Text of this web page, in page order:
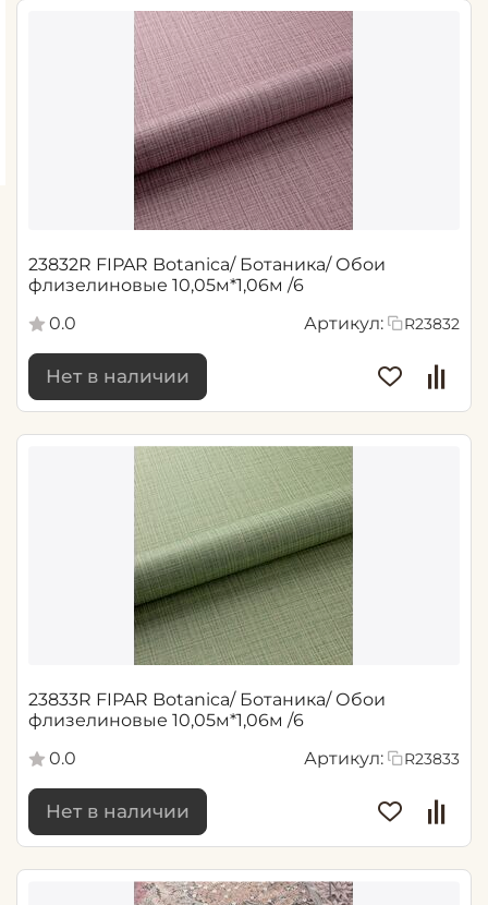
23832R FIPAR Botanica/ Ботаника/ Обои
флизелиновые 10,05м*1,06м /6
0.0
Артикул: R23832
Нет в наличии
23833R FIPAR Botanica/ Ботаника/ Обои
флизелиновые 10,05м*1,06м /6
0.0
Артикул: R23833
Нет в наличии